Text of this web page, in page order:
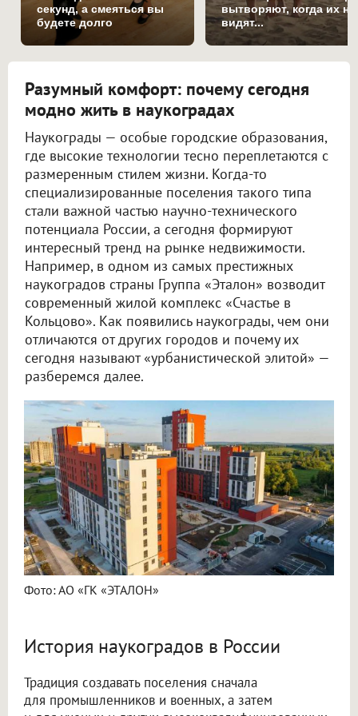
секунд, а смеяться вы
будете долго
вытворяют, когда их не
видят...
Разумный комфорт: почему сегодня
модно жить в наукоградах
Наукограды — особые городские образования,
где высокие технологии тесно переплетаются с
размеренным стилем жизни. Когда-то
специализированные поселения такого типа
стали важной частью научно-технического
потенциала России, а сегодня формируют
интересный тренд на рынке недвижимости.
Например, в одном из самых престижных
наукоградов страны Группа «Эталон» возводит
современный жилой комплекс «Счастье в
Кольцово». Как появились наукограды, чем они
отличаются от других городов и почему их
сегодня называют «урбанистической элитой» —
разберемся далее.
Фото: АО «ГК «ЭТАЛОН»
История наукоградов в России
Традиция создавать поселения сначала
для промышленников и военных, а затем